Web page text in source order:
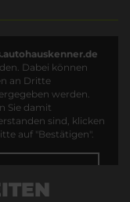
Dabei können
an Dritte
werden.
Sie damit
sind, klicken
auf "Bestätigen".